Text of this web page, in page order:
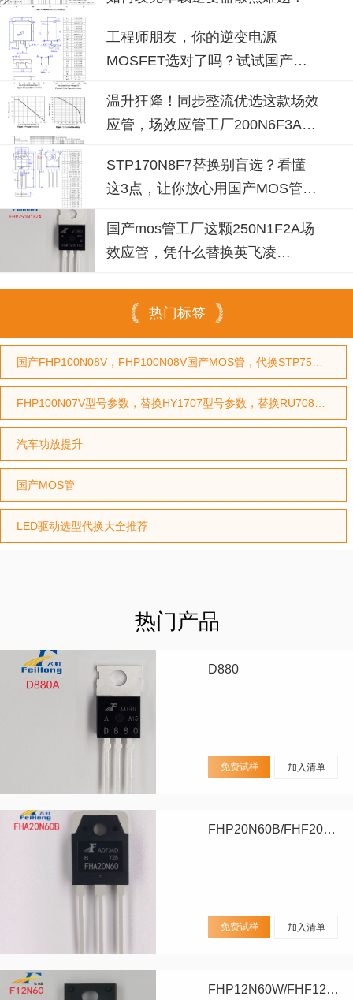
工程师朋友，你的逆变电源
MOSFET选对了吗？试试国产
温升狂降！同步整流优选这款场效
应管，场效应管工厂200N6F3A可
STP170N8F7替换别盲选？看懂
这3点，让你放心用国产MOS管替
国产mos管工厂这颗250N1F2A场
效应管，凭什么替换英飞凌
热门标签
国产FHP100N08V，FHP100N08V国产MOS管，代换STP75NF75型号，代换HY3208型号
FHP100N07V型号参数，替换HY1707型号参数，替换RU7088型号参数
汽车功放提升
国产MOS管
LED驱动选型代换大全推荐
热门产品
D880
免费试样 加入清单
FHP20N60B/FHF20N60B/FHA20N60B
免费试样 加入清单
FHP12N60W/FHF12N60W